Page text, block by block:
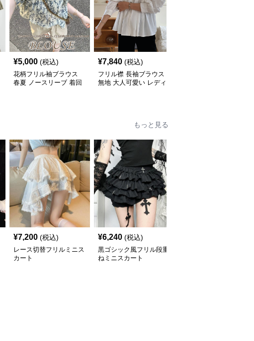
¥5,000 (税込)
花柄フリル袖ブラウス
春夏 ノースリーブ 着回
¥7,840 (税込)
フリル襟 長袖ブラウス
無地 大人可愛い レディ
もっと見る
¥7,200 (税込)
レース切替フリルミニス
カート
¥6,240 (税込)
黒ゴシック風フリル段重
ねミニスカート